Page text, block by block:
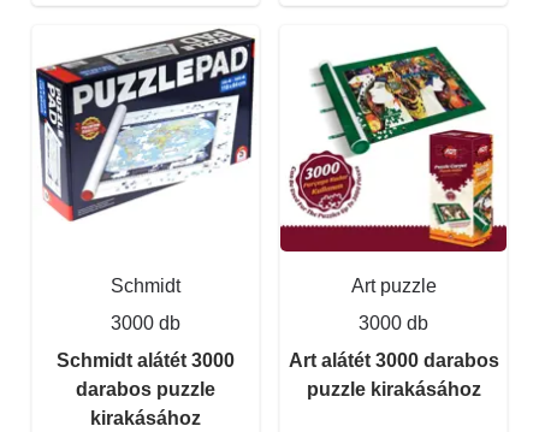
Schmidt
3000 db
Schmidt alátét 3000
darabos puzzle
kirakásához
Art puzzle
3000 db
Art alátét 3000 darabos
puzzle kirakásához